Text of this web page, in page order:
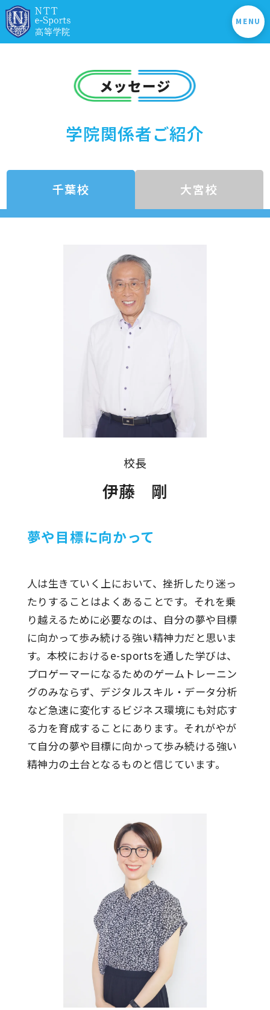
MENU
メッセージ
学院関係者ご紹介
千葉校 大宮校
校長
伊藤 剛
夢や目標に向かって
人は生きていく上において、挫折したり迷っ
たりすることはよくあることです。それを乗
り越えるために必要なのは、自分の夢や目標
に向かって歩み続ける強い精神力だと思いま
す。本校におけるe-sportsを通した学びは、
プロゲーマーになるためのゲームトレーニン
グのみならず、デジタルスキル・データ分析
など急速に変化するビジネス環境にも対応す
る力を育成することにあります。それがやが
て自分の夢や目標に向かって歩み続ける強い
精神力の土台となるものと信じています。